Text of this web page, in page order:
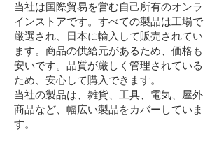
当社は国際貿易を営む自己所有のオンラ
インストアです。すべての製品は工場で
厳選され、日本に輸入して販売されてい
ます。商品の供給元があるため、価格も
安いです。品質が厳しく管理されている
ため、安心して購入できます。
当社の製品は、雑貨、工具、電気、屋外
商品など、幅広い製品をカバーしていま
す。